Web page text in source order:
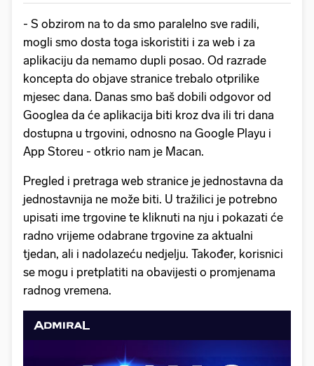
- S obzirom na to da smo paralelno sve radili,
mogli smo dosta toga iskoristiti i za web i za
aplikaciju da nemamo dupli posao. Od razrade
koncepta do objave stranice trebalo otprilike
mjesec dana. Danas smo baš dobili odgovor od
Googlea da će aplikacija biti kroz dva ili tri dana
dostupna u trgovini, odnosno na Google Playu i
App Storeu - otkrio nam je Macan.
Pregled i pretraga web stranice je jednostavna da
jednostavnija ne može biti. U tražilici je potrebno
upisati ime trgovine te kliknuti na nju i pokazati će
radno vrijeme odabrane trgovine za aktualni
tjedan, ali i nadolazeću nedjelju. Također, korisnici
se mogu i pretplatiti na obavijesti o promjenama
radnog vremena.